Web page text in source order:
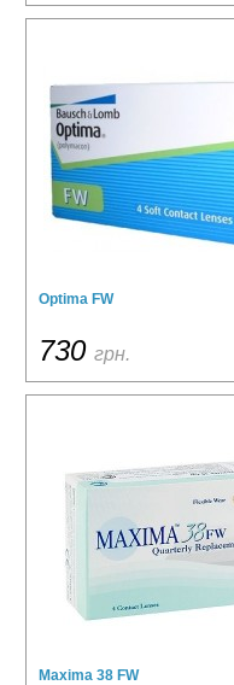
Optima FW
730 грн.
Maxima 38 FW